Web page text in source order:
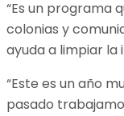
“Es un programa
colonias y
ayuda a limpiar la
“Este es un año
pasado